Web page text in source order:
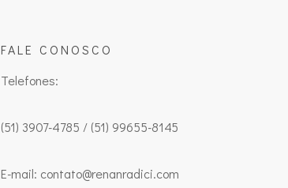
FALE CONOSCO
Telefones:
(51) 3907-4785 / (51) 99655-8145
E-mail: contato@renanradici.com